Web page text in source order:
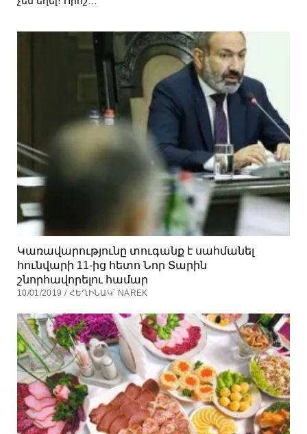
Կառավարությունը տուգանք է սահմանել
հունվարի 11-ից հետո Նոր Տարին
շնորհավորելու համար
10/01/2019 / ՀԵՂԻՆԱԿ՝ NAREK